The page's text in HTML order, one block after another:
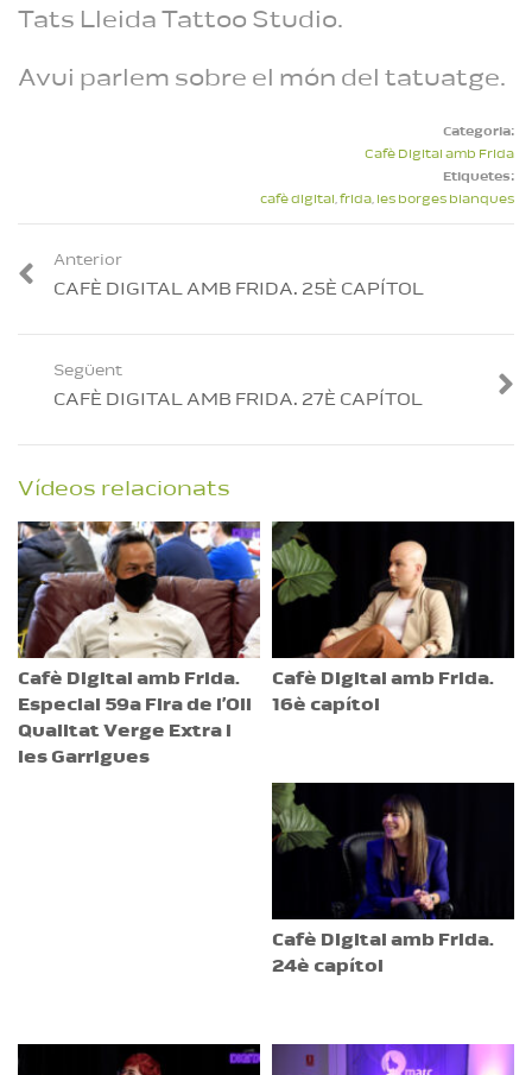
Tats Lleida Tattoo Studio.
Avui parlem sobre el món del tatuatge.
Categoria:
Cafè Digital amb Frida
Etiquetes:
cafè digital ,frida, les borges blanques
Anterior
CAFÈ DIGITAL AMB FRIDA. 25È CAPÍTOL
Següent
CAFÈ DIGITAL AMB FRIDA. 27È CAPÍTOL
Vídeos relacionats
Cafè Digital amb Frida.
Especial 59a Fira de l’Oli
Qualitat Verge Extra i
les Garrigues
Cafè Digital amb Frida.
16è capítol
Cafè Digital amb Frida.
24è capítol